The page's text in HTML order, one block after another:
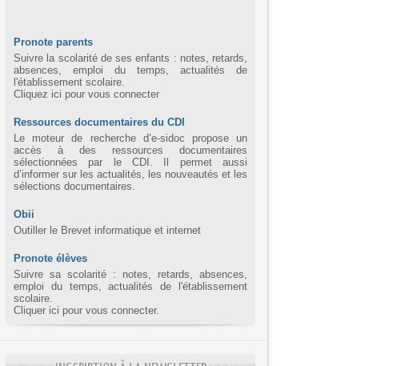
Pronote parents
Suivre la scolarité de ses enfants : notes, retards,
absences, emploi du temps, actualités de
l'établissement scolaire.
Cliquez ici pour vous connecter
Ressources documentaires du CDI
Le moteur de recherche d’e-sidoc propose un
accès à des ressources documentaires
sélectionnées par le CDI. Il permet aussi
d’informer sur les actualités, les nouveautés et les
sélections documentaires.
Obii
Outiller le Brevet informatique et internet
Pronote élèves
Suivre sa scolarité : notes, retards, absences,
emploi du temps, actualités de l'établissement
scolaire.
Cliquer ici pour vous connecter.